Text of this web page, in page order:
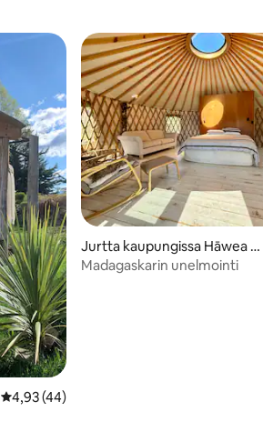
Keskimääräinen arvio 4,93/5, 44 arvostelua
4,93 (44)
Jurtta kaupungissa Hāwea Fl
at
Madagaskarin unelmointi